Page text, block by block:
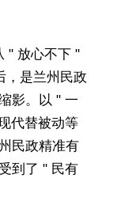
" 放心不下 "
，是兰州民政
影。以 " 一
代替被动等
民政精准有
到了 " 民有